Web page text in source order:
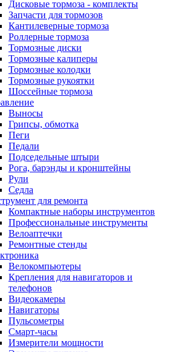
Дисковые тормоза - комплекты
Запчасти для тормозов
Кантилеверные тормоза
Роллерные тормоза
Тормозные диски
Тормозные калиперы
Тормозные колодки
Тормозные рукоятки
Шоссейные тормоза
Выносы
Грипсы, обмотка
Пеги
Педали
Подседельные штыри
Рога, барэнды и кронштейны
Рули
Седла
для ремонта
Компактные наборы инструментов
Профессиональные инструменты
Велоаптечки
Ремонтные стенды
Велокомпьютеры
Крепления для навигаторов и
телефонов
Видеокамеры
Навигаторы
Пульсометры
Смарт-часы
Измерители мощности